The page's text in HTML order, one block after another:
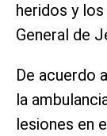
heridos y
General de
De acuerdo
la
lesiones en